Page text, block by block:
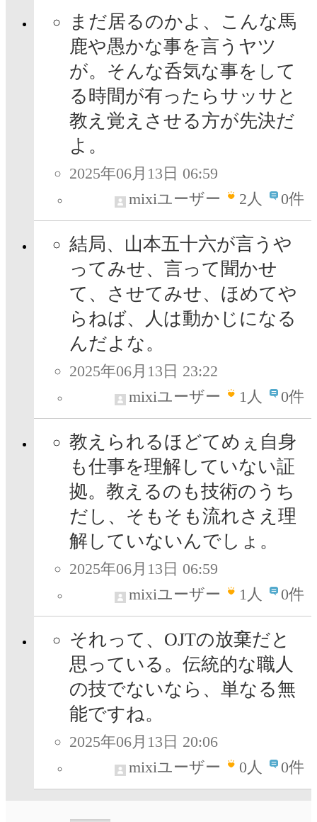
まだ居るのかよ、こんな馬
鹿や愚かな事を言うヤツ
が。そんな呑気な事をして
る時間が有ったらサッサと
教え覚えさせる方が先決だ
よ。
2025年06月13日 06:59
mixiユーザー
2人 0件
結局、山本五十六が言うや
ってみせ、言って聞かせ
て、させてみせ、ほめてや
らねば、人は動かじになる
んだよな。
2025年06月13日 23:22
mixiユーザー
1人 0件
教えられるほどてめぇ自身
も仕事を理解していない証
拠。教えるのも技術のうち
だし、そもそも流れさえ理
解していないんでしょ。
2025年06月13日 06:59
mixiユーザー
1人 0件
それって、OJTの放棄だと
思っている。伝統的な職人
の技でないなら、単なる無
能ですね。
2025年06月13日 20:06
mixiユーザー
0人 0件